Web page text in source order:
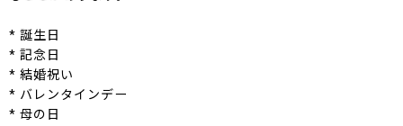
* 誕生日
* 記念日
* 結婚祝い
* バレンタインデー
* 母の日